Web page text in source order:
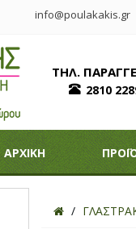
info@poulakakis.gr
ΤΗΛ.
2810
ΑΡΧΙΚΗ